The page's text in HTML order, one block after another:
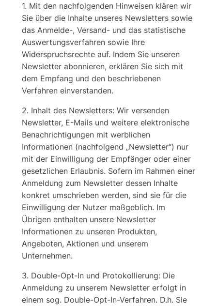
1. Mit den nachfolgenden Hinweisen klären wir
Sie über die Inhalte unseres Newsletters sowie
das Anmelde-, Versand- und das statistische
Auswertungsverfahren sowie Ihre
Widerspruchsrechte auf. Indem Sie unseren
Newsletter abonnieren, erklären Sie sich mit
dem Empfang und den beschriebenen
Verfahren einverstanden.
2. Inhalt des Newsletters: Wir versenden
Newsletter, E-Mails und weitere elektronische
Benachrichtigungen mit werblichen
Informationen (nachfolgend „Newsletter“) nur
mit der Einwilligung der Empfänger oder einer
gesetzlichen Erlaubnis. Sofern im Rahmen einer
Anmeldung zum Newsletter dessen Inhalte
konkret umschrieben werden, sind sie für die
Einwilligung der Nutzer maßgeblich. Im
Übrigen enthalten unsere Newsletter
Informationen zu unseren Produkten,
Angeboten, Aktionen und unserem
Unternehmen.
3. Double-Opt-In und Protokollierung: Die
Anmeldung zu unserem Newsletter erfolgt in
einem sog. Double-Opt-In-Verfahren. D.h. Sie